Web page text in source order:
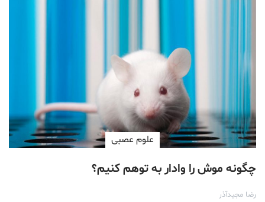
علوم عصبی
چگونه موش را وادار به توهم کنیم؟
رضا مجیدآذر